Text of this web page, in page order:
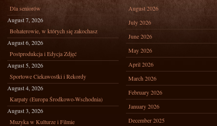
Dla seniorów
August 7, 2026
Bohaterowie, w których się zakochasz
August 6, 2026
Postprodukcja i Edycja Zdjęć
August 5, 2026
Sportowe Ciekawostki i Rekordy
August 4, 2026
Karpaty (Europa Środkowo-Wschodnia)
August 3, 2026
Muzyka w Kulturze i Filmie
August 2026
July 2026
June 2026
May 2026
April 2026
March 2026
February 2026
January 2026
December 2025